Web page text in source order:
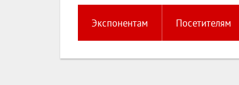
Экспонентам Посетителям